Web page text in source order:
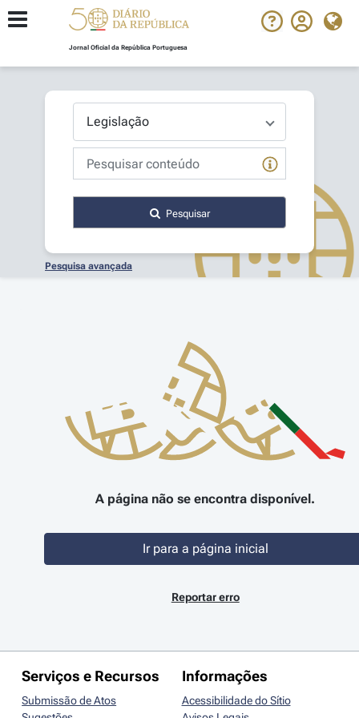
Jornal Oficial da República Portuguesa
Pesquisar
Pesquisa avançada
A página não se encontra disponível.
Ir para a página inicial
Reportar erro
Serviços e Recursos
Submissão de Atos
Informações
Acessibilidade do Sítio